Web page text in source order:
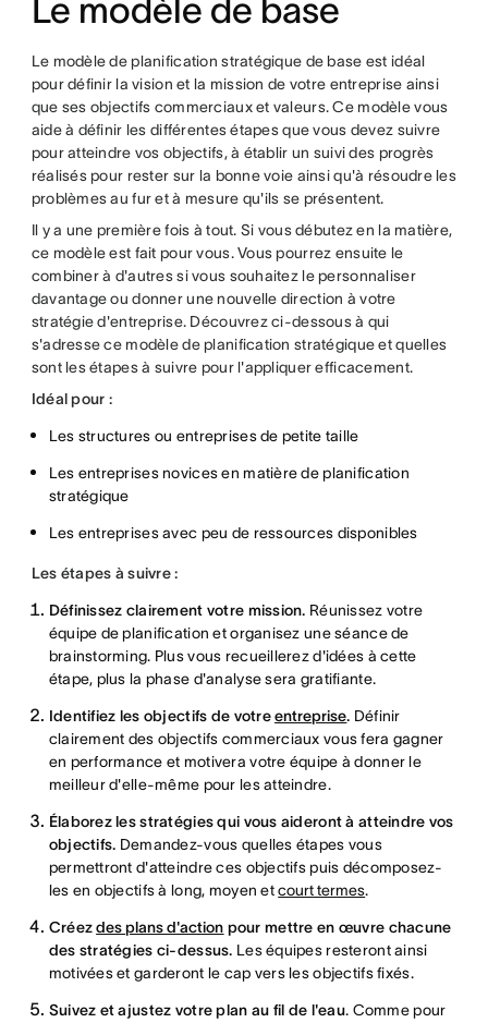
Le modèle de base
Le modèle de planification stratégique de base est idéal
pour définir la vision et la mission de votre entreprise ainsi
que ses objectifs commerciaux et valeurs. Ce modèle vous
aide à définir les différentes étapes que vous devez suivre
pour atteindre vos objectifs, à établir un suivi des progrès
réalisés pour rester sur la bonne voie ainsi qu'à résoudre les
problèmes au fur et à mesure qu'ils se présentent.
Il y a une première fois à tout. Si vous débutez en la matière,
ce modèle est fait pour vous. Vous pourrez ensuite le
combiner à d'autres si vous souhaitez le personnaliser
davantage ou donner une nouvelle direction à votre
stratégie d'entreprise. Découvrez ci-dessous à qui
s'adresse ce modèle de planification stratégique et quelles
sont les étapes à suivre pour l'appliquer efficacement.
Idéal pour :
Les structures ou entreprises de petite taille
Les entreprises novices en matière de planification
stratégique
Les entreprises avec peu de ressources disponibles
Les étapes à suivre :
Définissez clairement votre mission. Réunissez votre
équipe de planification et organisez une séance de
brainstorming. Plus vous recueillerez d'idées à cette
étape, plus la phase d'analyse sera gratifiante.
Identifiez les objectifs de votre entreprise. Définir
clairement des objectifs commerciaux vous fera gagner
en performance et motivera votre équipe à donner le
meilleur d'elle-même pour les atteindre.
Élaborez les stratégies qui vous aideront à atteindre vos
objectifs. Demandez-vous quelles étapes vous
permettront d'atteindre ces objectifs puis décomposez-
les en objectifs à long, moyen etcourt termes.
Créez des plans d'action pour mettre en œuvre chacune
des stratégies ci-dessus. Les équipes resteront ainsi
motivées et garderont le cap vers les objectifs fixés.
Suivez et ajustez votre plan au fil de l'eau. Comme pour